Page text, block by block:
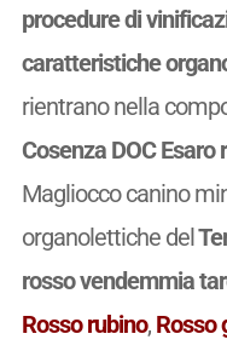
procedure di
caratteristiche
rientrano nella
Cosenza DOC
Magliocco canino
organolettiche del
rosso vendemmia
Rosso rubino, Rosso